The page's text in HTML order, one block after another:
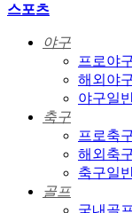
스포츠
야구
프로야
해외야
야구일
축구
프로축
해외축
축구일
골프
국내골프